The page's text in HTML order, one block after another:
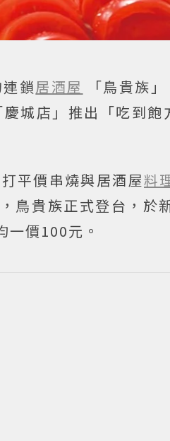
鎖居酒屋
「鳥貴族
城店」推出「吃到
平價串燒與居酒屋料
鳥貴族正式登台，於
一價100元。